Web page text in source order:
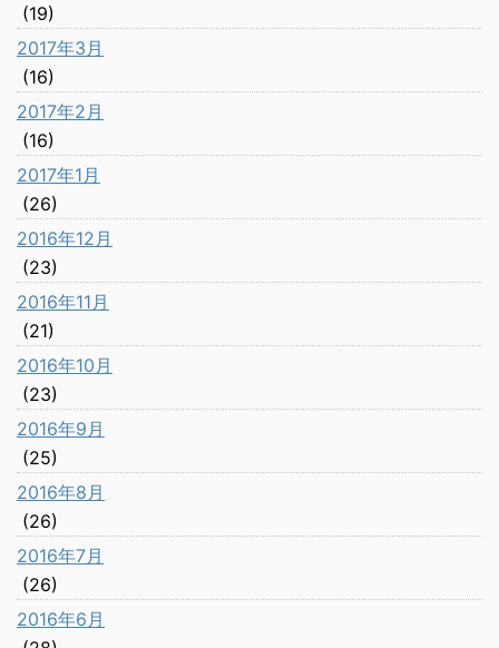
(19)
2017年3月
(16)
2017年2月
(16)
2017年1月
(26)
2016年12月
(23)
2016年11月
(21)
2016年10月
(23)
2016年9月
(25)
2016年8月
(26)
2016年7月
(26)
2016年6月